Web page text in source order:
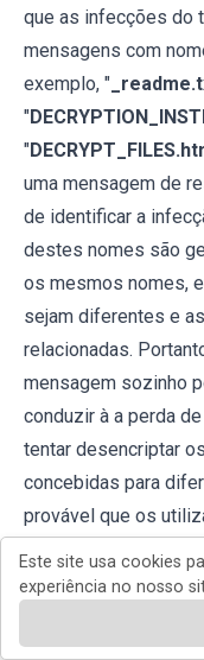
que as infecções do
mensagens com
exemplo, "
"
"
uma mensagem de
de identificar a
destes nomes são
os mesmos nomes,
sejam diferentes e
relacionadas.
mensagem sozinho
conduzir à a perda
tentar desencriptar
concebidas para
provável que os
permanentemente
de ser possível
Este site usa cookies
experiência no nosso